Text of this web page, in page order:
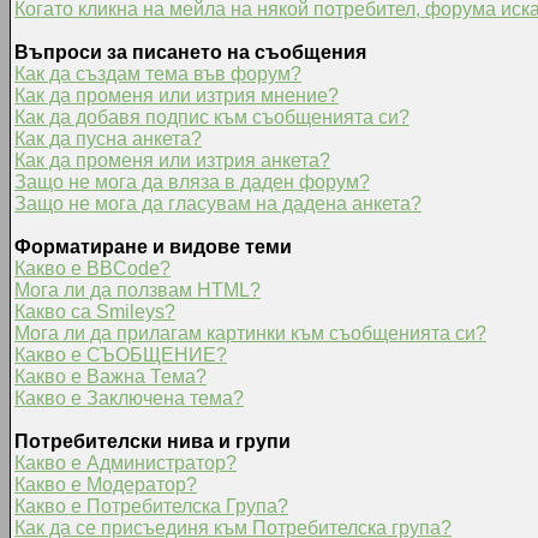
Когато кликна на мейла на някой потребител, форума
Въпроси за писането на съобщения
Как да създам тема във форум?
Как да променя или изтрия мнение?
Как да добавя подпис към съобщенията си?
Как да пусна анкета?
Как да променя или изтрия анкета?
Защо не мога да вляза в даден форум?
Защо не мога да гласувам на дадена анкета?
Форматиране и видове теми
Какво е BBCode?
Мога ли да ползвам HTML?
Какво са Smileys?
Мога ли да прилагам картинки към съобщенията си?
Какво е СЪОБЩЕНИЕ?
Какво е Важна Тема?
Какво е Заключена тема?
Потребителски нива и групи
Какво е Администратор?
Какво е Модератор?
Какво е Потребителска Група?
Как да се присъединя към Потребителска група?